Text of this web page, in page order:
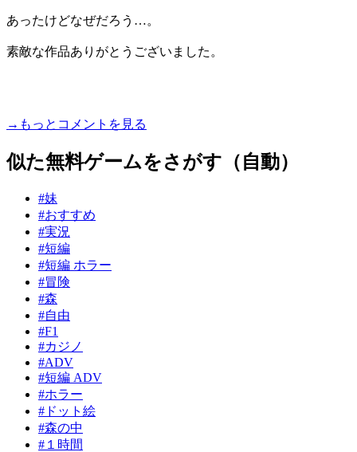
あったけどなぜだろう…。
素敵な作品ありがとうございました。
→もっとコメントを見る
似た無料ゲームをさがす（自動）
#妹
#おすすめ
#実況
#短編
#短編 ホラー
#冒険
#森
#自由
#F1
#カジノ
#ADV
#短編 ADV
#ホラー
#ドット絵
#森の中
#１時間